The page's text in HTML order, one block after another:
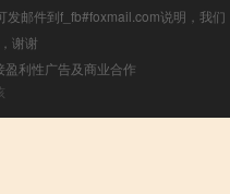
发邮件到f_fb#foxmail.com说明，我们
谢谢
利性广告及商业合作